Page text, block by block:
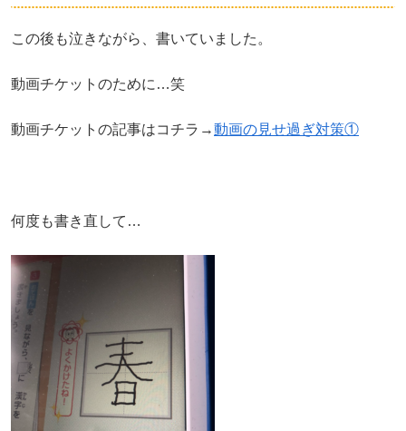
この後も泣きながら、書いていました。
動画チケットのために…笑
動画チケットの記事はコチラ→動画の見せ過ぎ対策①
何度も書き直して…